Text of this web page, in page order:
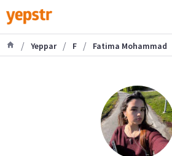
/ Yeppar / F / Fatima Mohammad